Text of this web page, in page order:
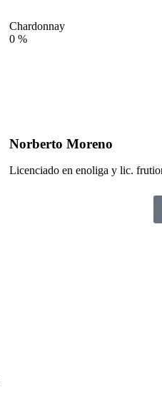
Chardonnay
0 %
Norberto Moreno
Licenciado en enoliga y lic.